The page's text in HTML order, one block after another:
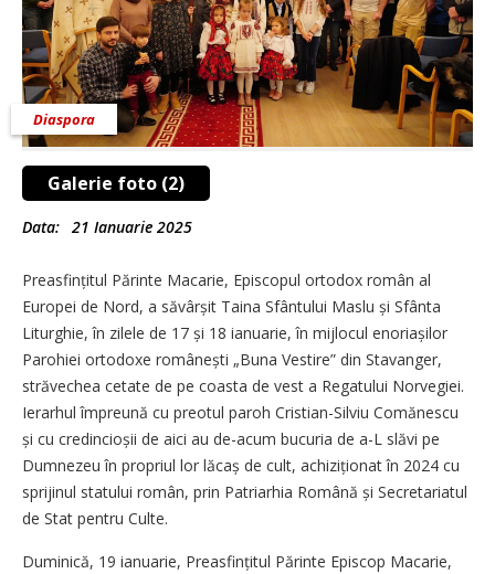
Galerie foto (2)
Diaspora
Data: 21 Ianuarie 2025
Preasfințitul Părinte Macarie, Episcopul ortodox român al
Europei de Nord, a săvârșit Taina Sfântului Maslu și Sfânta
Liturghie, în zilele de 17 și 18 ianuarie, în mijlocul enoriașilor
Parohiei ortodoxe românești „Buna Vestire” din Stavanger,
străvechea cetate de pe coasta de vest a Regatului Norvegiei.
Ierarhul împreună cu preotul paroh Cristian-Silviu Comănescu
și cu credincioșii de aici au de-acum bucuria de a-L slăvi pe
Dumnezeu în propriul lor lăcaș de cult, achiziționat în 2024 cu
sprijinul statului român, prin Patriarhia Română și Secretariatul
de Stat pentru Culte.
Duminică, 19 ianuarie, Preasfințitul Părinte Episcop Macarie,